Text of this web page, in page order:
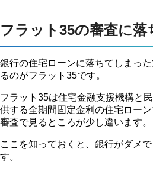
フラット35の審査に落
銀行の住宅ローンに落ちてしまっ
るのがフラット35です。
フラット35は住宅金融支援機構と
供する全期間固定金利の住宅ロー
審査で見るところが少し違います。
ここを知っておくと、銀行がダメ
す。